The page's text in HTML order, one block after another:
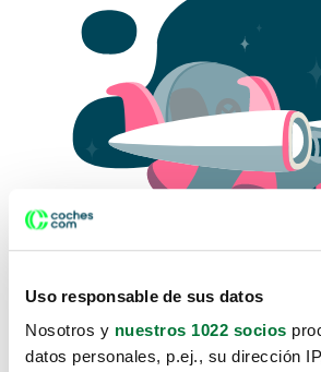
Uso responsable de sus datos
Nosotros y nuestros 1022 socios
datos personales, p.ej., su dirección